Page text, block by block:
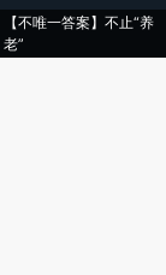
【不唯一答案】不止“养
老”